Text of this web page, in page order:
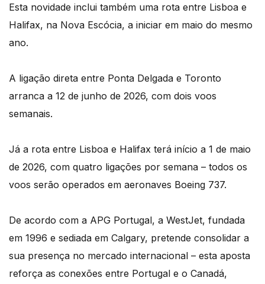
Esta novidade inclui também uma rota entre Lisboa e
Halifax, na Nova Escócia, a iniciar em maio do mesmo
ano.
A ligação direta entre Ponta Delgada e Toronto
arranca a 12 de junho de 2026, com dois voos
semanais.
Já a rota entre Lisboa e Halifax terá início a 1 de maio
de 2026, com quatro ligações por semana – todos os
voos serão operados em aeronaves Boeing 737.
De acordo com a APG Portugal, a WestJet, fundada
em 1996 e sediada em Calgary, pretende consolidar a
sua presença no mercado internacional – esta aposta
reforça as conexões entre Portugal e o Canadá,